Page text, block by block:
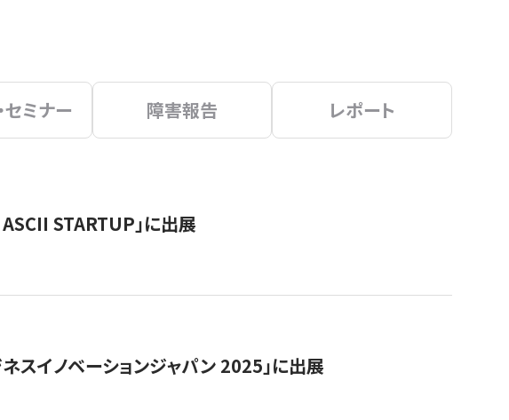
セミナー 障害報告 レポート
STARTUP」に出展
スイノベーションジャパン 2025」に出展